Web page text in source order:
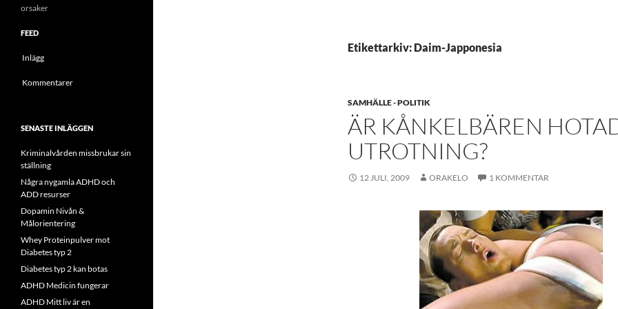
Etikettarkiv: Daim-Japponesia
SAMHÄLLE - POLITIK
ÄR KÅNKELBÄREN
UTROTNING?
12 JULI, 2009 ORAKELO 1 KOMMENTAR
orsaker
FEED
Inlägg
Kommentarer
SENASTE INLÄGGEN
Kriminalvården missbrukar sin
ställning
Några nygamla ADHD och
ADD resurser
Dopamin Nivån &
Målorientering
Whey Proteinpulver mot
Diabetes typ 2
Diabetes typ 2 kan botas
ADHD Medicin fungerar
ADHD Mitt liv är en